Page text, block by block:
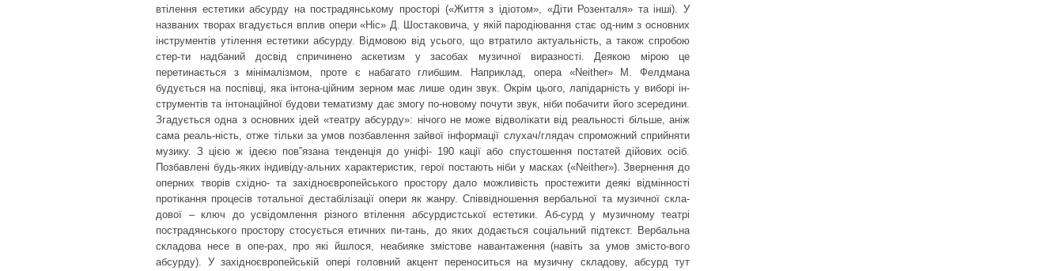
втілення естетики абсурду на пострадянському просторі («Життя з ідіотом», «Діти Розенталя» та інші). У
названих творах вгадується вплив опери «Ніс» Д. Шостаковича, у якій пародіювання стає од-ним з основних
інструментів утілення естетики абсурду. Відмовою від усього, що втратило актуальність, а також спробою
стер-ти надбаний досвід спричинено аскетизм у засобах музичної виразності. Деякою мірою це
перетинається з мінімалізмом, проте є набагато глибшим. Наприклад, опера «Neither» М. Фелдмана
будується на поспівці, яка інтона-ційним зерном має лише один звук. Окрім цього, лапідарність у виборі ін-
струментів та інтонаційної будови тематизму дає змогу по-новому почути звук, ніби побачити його зсередини.
Згадується одна з основних ідей «театру абсурду»: нічого не може відволікати від реальності більше, аніж
сама реаль-ність, отже тільки за умов позбавлення зайвої інформації слухач/глядач спроможний сприйняти
музику. З цією ж ідеєю пов‟язана тенденція до уніфі- 190 кації або спустошення постатей дійових осіб.
Позбавлені будь-яких індивіду-альних характеристик, герої постають ніби у масках («Neither»). Звернення до
оперних творів східно- та західноєвропейського простору дало можливість простежити деякі відмінності
протікання процесів тотальної дестабілізації опери як жанру. Співвідношення вербальної та музичної скла-
дової – ключ до усвідомлення різного втілення абсурдистської естетики. Аб-сурд у музичному театрі
пострадянського простору стосується етичних пи-тань, до яких додається соціальний підтекст. Вербальна
складова несе в опе-рах, про які йшлося, неабияке змістове навантаження (навіть за умов змісто-вого
абсурду). У західноєвропейській опері головний акцент переноситься на музичну складову, абсурд тут